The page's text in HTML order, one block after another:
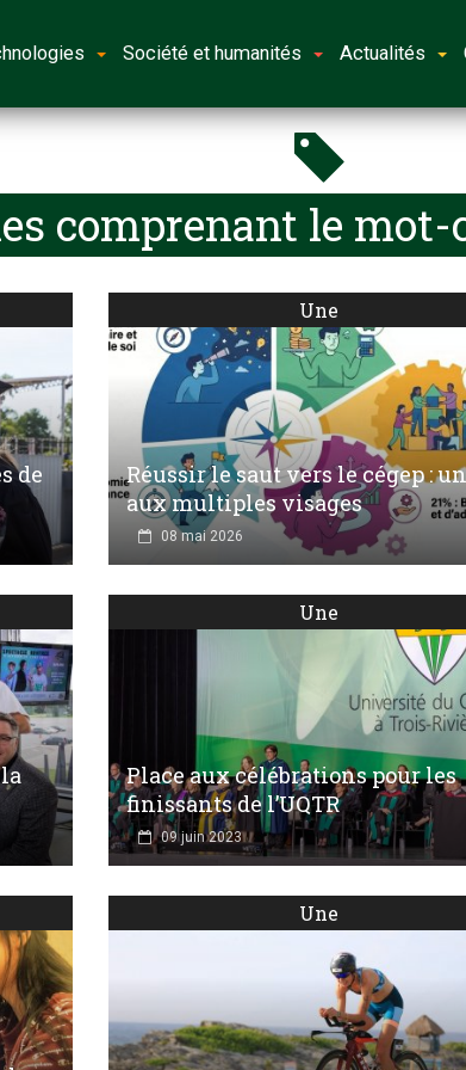
Société et humanités Actualités
comprenant le mot-
de
Une
Réussir le saut vers le cégep :
aux multiples visages
08 mai 2026
Une
Place aux célébrations pour les
finissants de l’UQTR
09 juin 2023
Une